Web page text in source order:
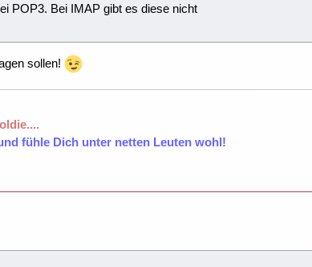
POP3. Bei IMAP gibt es diese nicht
sollen!
fühle Dich unter netten Leuten wohl!